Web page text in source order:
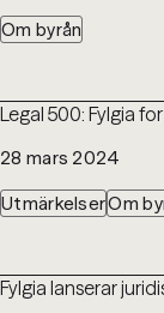
Om byrån
28 mars 2024
UtmärkelserOm
Legal 500: Fylgia
Fylgia lanserar